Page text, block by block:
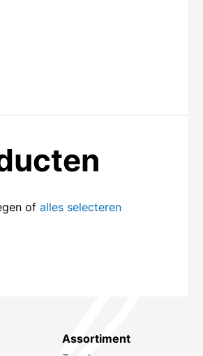
of alles selecteren
Assortiment